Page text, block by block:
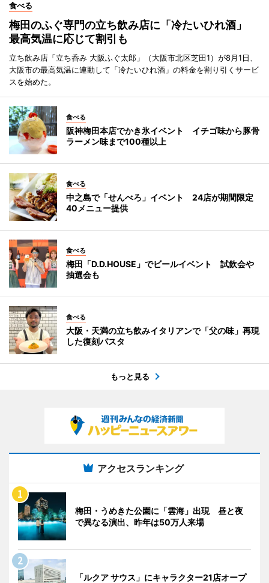
食べる
梅田のふぐ専門の立ち飲み店に「冷たいひれ酒」
最高気温に応じて割引も
立ち飲み店「立ち呑み 大阪ふぐ太郎」（大阪市北区芝田1）が8月1日、
大阪市の最高気温に連動して「冷たいひれ酒」の料金を割り引くサービ
スを始めた。
食べる
阪神梅田本店でかき氷イベント イチゴ味から豚骨
ラーメン味まで100種以上
食べる
中之島で「せんべろ」イベント 24店が期間限定
40メニュー提供
食べる
梅田「D.D.HOUSE」でビールイベント 試飲会や
抽選会も
食べる
大阪・天満の立ち飲みイタリアンで「父の味」再現
した復刻パスタ
もっと見る
アクセスランキング
梅田・うめきた公園に「雲海」出現 昼と夜
で異なる演出、昨年は50万人来場
「ルクア サウス」にキャラクター21店オープ